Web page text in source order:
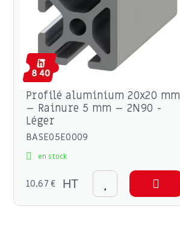
Profilé aluminium 20x20 mm
– Rainure 5 mm – 2N90 -
Léger
BASE05E0009
en stock
10,67 € HT